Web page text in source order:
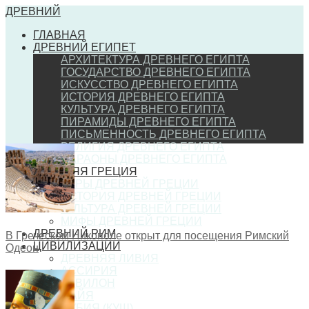
ДРЕВНИЙ
ГЛАВНАЯ
ДРЕВНИЙ ЕГИПЕТ
АРХИТЕКТУРА ДРЕВНЕГО ЕГИПТА
ГОСУДАРСТВО ДРЕВНЕГО ЕГИПТА
ИСКУССТВО ДРЕВНЕГО ЕГИПТА
ИСТОРИЯ ДРЕВНЕГО ЕГИПТА
КУЛЬТУРА ДРЕВНЕГО ЕГИПТА
ПИРАМИДЫ ДРЕВНЕГО ЕГИПТА
ПИСЬМЕННОСТЬ ДРЕВНЕГО ЕГИПТА
РЕЛИГИЯ ДРЕВНЕГО ЕГИПТА
ФАРАОНЫ ДРЕВНЕГО ЕГИПТА
ДРЕВНЯЯ ГРЕЦИЯ
ИГРЫ ДРЕВНЕЙ ГРЕЦИИ
ИСТОРИЯ ДРЕВНЕЙ ГРЕЦИИ
КУЛЬТУРА ДРЕВНЕЙ ГРЕЦИИ
ДРЕВНИЙ РИМ
ЦИВИЛИЗАЦИИ
АССИРИЯ
ВАВИЛОН
МАЙЯ
В Греческом Никополе открыт для посещения Римский
Одеон